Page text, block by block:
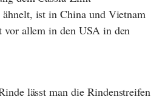
ähnelt, ist in China und Vietnam
vor allem in den USA in den
lässt man die Rindenstreifen